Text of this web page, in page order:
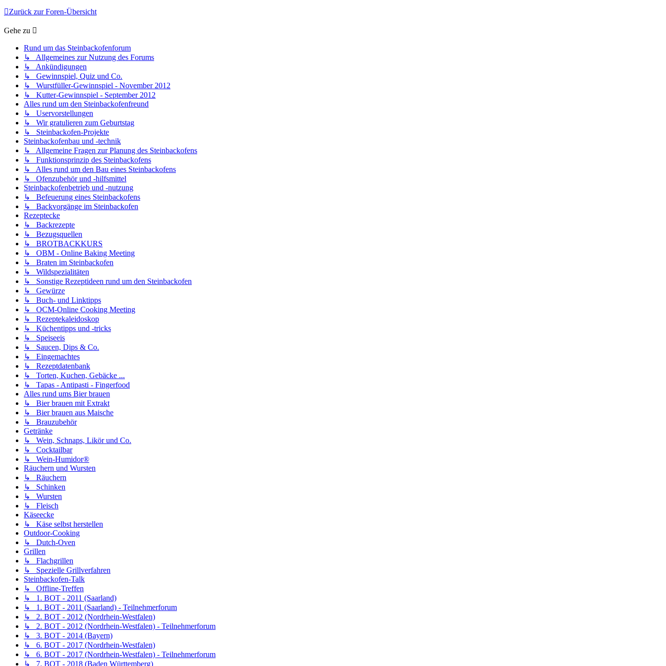
Zurück zur Foren-Übersicht
Gehe zu
Rund um das Steinbackofenforum
↳ Allgemeines zur Nutzung des Forums
↳ Ankündigungen
↳ Gewinnspiel, Quiz und Co.
↳ Wurstfüller-Gewinnspiel - November 2012
↳ Kutter-Gewinnspiel - September 2012
Alles rund um den Steinbackofenfreund
↳ Uservorstellungen
↳ Wir gratulieren zum Geburtstag
↳ Steinbackofen-Projekte
Steinbackofenbau und -technik
↳ Allgemeine Fragen zur Planung des Steinbackofens
↳ Funktionsprinzip des Steinbackofens
↳ Alles rund um den Bau eines Steinbackofens
↳ Ofenzubehör und -hilfsmittel
Steinbackofenbetrieb und -nutzung
↳ Befeuerung eines Steinbackofens
↳ Backvorgänge im Steinbackofen
Rezeptecke
↳ Backrezepte
↳ Bezugsquellen
↳ BROTBACKKURS
↳ OBM - Online Baking Meeting
↳ Braten im Steinbackofen
↳ Wildspezialitäten
↳ Sonstige Rezeptideen rund um den Steinbackofen
↳ Gewürze
↳ Buch- und Linktipps
↳ OCM-Online Cooking Meeting
↳ Rezeptekaleidoskop
↳ Küchentipps und -tricks
↳ Speiseeis
↳ Saucen, Dips & Co.
↳ Eingemachtes
↳ Rezeptdatenbank
↳ Torten, Kuchen, Gebäcke ...
↳ Tapas - Antipasti - Fingerfood
Alles rund ums Bier brauen
↳ Bier brauen mit Extrakt
↳ Bier brauen aus Maische
↳ Brauzubehör
Getränke
↳ Wein, Schnaps, Likör und Co.
↳ Cocktailbar
↳ Wein-Humidor®
Räuchern und Wursten
↳ Räuchern
↳ Schinken
↳ Wursten
↳ Fleisch
Käseecke
↳ Käse selbst herstellen
Outdoor-Cooking
↳ Dutch-Oven
Grillen
↳ Flachgrillen
↳ Spezielle Grillverfahren
Steinbackofen-Talk
↳ Offline-Treffen
↳ 1. BOT - 2011 (Saarland)
↳ 1. BOT - 2011 (Saarland) - Teilnehmerforum
↳ 2. BOT - 2012 (Nordrhein-Westfalen)
↳ 2. BOT - 2012 (Nordrhein-Westfalen) - Teilnehmerforum
↳ 3. BOT - 2014 (Bayern)
↳ 6. BOT - 2017 (Nordrhein-Westfalen)
↳ 6. BOT - 2017 (Nordrhein-Westfalen) - Teilnehmerforum
↳ 7. BOT - 2018 (Baden Württemberg)